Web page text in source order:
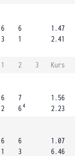
6
3
6
1
1.47
2.41
1 2 3
Kurs
6
2
7
64
1.56
2.23
6
1
6
3
1.07
6.46